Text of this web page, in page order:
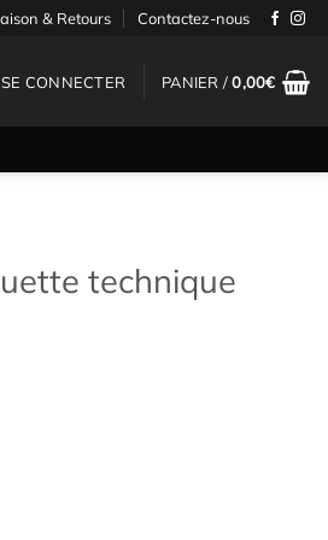
& Retours Contactez-nous
SE CONNECTER PANIER /0,00€
technique